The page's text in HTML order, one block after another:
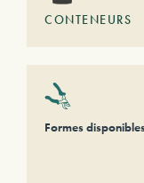
CONTENEURS
Formes